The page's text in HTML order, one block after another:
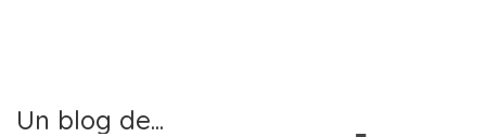
Un blog de...